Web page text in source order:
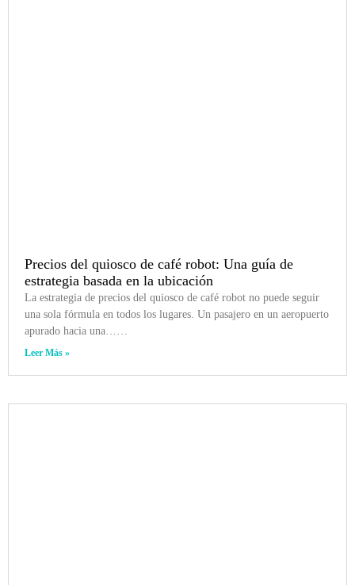
Precios del quiosco de café robot: Una guía de
estrategia basada en la ubicación
La estrategia de precios del quiosco de café robot no puede seguir
una sola fórmula en todos los lugares. Un pasajero en un aeropuerto
apurado hacia una……
Leer Más »